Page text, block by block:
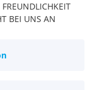
FREUNDLICHKEIT
BEI UNS AN